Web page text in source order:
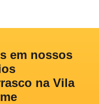
em nossos
na Vila